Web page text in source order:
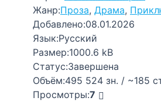
Жанр:Проза, Драма,
Добавлено:08.01.2026
Язык:Русский
Размер:1000.6 kB
Статус:Завершена
Объём:495 524 зн. / ~185
Просмотры:7